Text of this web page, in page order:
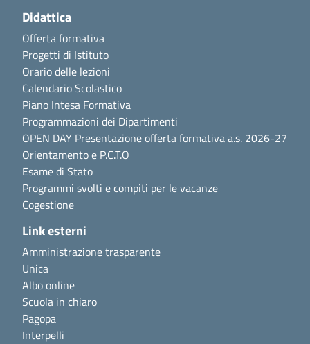
Didattica
Offerta formativa
Progetti di Istituto
Orario delle lezioni
Calendario Scolastico
Piano Intesa Formativa
Programmazioni dei Dipartimenti
OPEN DAY Presentazione offerta formativa a.s. 2026-27
Orientamento e P.C.T.O
Esame di Stato
Programmi svolti e compiti per le vacanze
Cogestione
Link esterni
Amministrazione trasparente
Unica
Albo online
Scuola in chiaro
Pagopa
Interpelli